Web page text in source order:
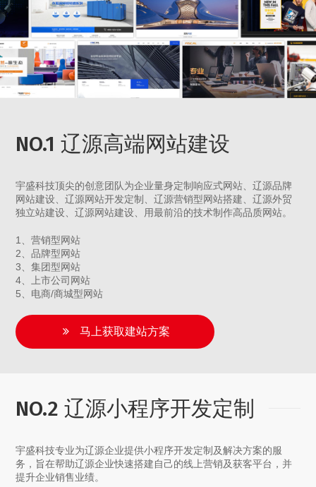
NO.1 辽源高端网站建设
宇盛科技顶尖的创意团队为企业量身定制响应式网站、辽源品牌
网站建设、辽源网站开发定制、辽源营销型网站搭建、辽源外贸
独立站建设、辽源网站建设、用最前沿的技术制作高品质网站。
1、营销型网站
2、品牌型网站
3、集团型网站
4、上市公司网站
5、电商/商城型网站
马上获取建站方案
NO.2 辽源小程序开发定制
宇盛科技专业为辽源企业提供小程序开发定制及解决方案的服
务，旨在帮助辽源企业快速搭建自己的线上营销及获客平台，并
提升企业销售业绩。